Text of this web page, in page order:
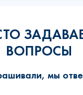
ВОПРОСЫ
мы